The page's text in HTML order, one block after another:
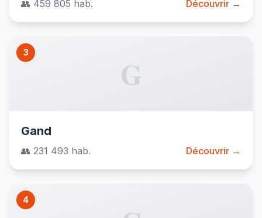
👥 459 805 hab. Découvrir →
3
G
Gand
👥 231 493 hab. Découvrir →
4